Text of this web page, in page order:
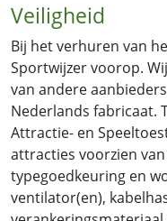
Veiligheid
Bij het verhuren van
Sportwijzer voorop.
van andere
Nederlands fabricaat.
Attractie- en
attracties voorzien
typegoedkeuring en
ventilator(en),